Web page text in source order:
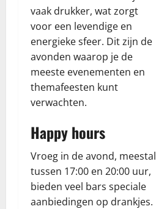
vaak drukker, wat zorgt
voor een levendige en
energieke sfeer. Dit zijn de
avonden waarop je de
meeste evenementen en
themafeesten kunt
verwachten.
Happy hours
Vroeg in de avond, meestal
tussen 17:00 en 20:00 uur,
bieden veel bars speciale
aanbiedingen op drankjes.